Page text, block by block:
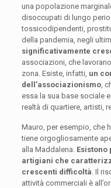
una popolazione
disoccupati di lungo
tossicodipendenti,
della pandemia, negli
significativamente
associazioni, che
zona. Esiste, infatti, un
dell’associazionismo,
essa la sua base sociale
realtà di quartiere, artisti,
Mauro, per esempio, che
tiene orgogliosamente
alla Maddalena.
artigiani che
crescenti difficoltà . Il
attività commerciali è